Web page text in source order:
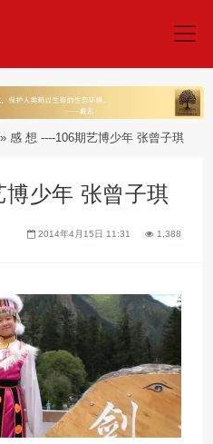
» 感 想 ----106期艺博少年 张曾子琪
少年 张曾子琪
2014年4月15日 11:31 1,388